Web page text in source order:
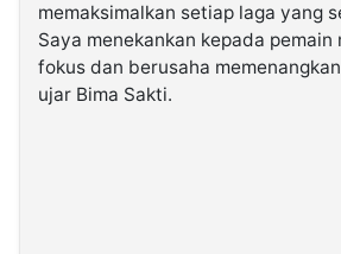
memaksimalkan setiap laga yang
Saya menekankan kepada pemain
fokus dan berusaha
ujar Bima Sakti.